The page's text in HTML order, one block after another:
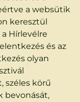
a websütik
keresztül
Hírlevélre
és az
olyan
széles körű
bevonását,